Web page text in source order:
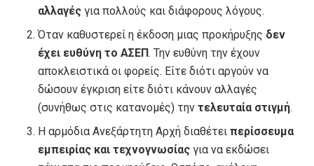
αλλαγές για πολλούς και διάφορους λόγους.
Όταν καθυστερεί η έκδοση μιας προκήρυξης δεν
έχει ευθύνη το ΑΣΕΠ. Την ευθύνη την έχουν
αποκλειστικά οι φορείς. Είτε διότι αργούν να
δώσουν έγκριση είτε διότι κάνουν αλλαγές
(συνήθως στις κατανομές) τηντελευταία στιγμή.
Η αρμόδια Ανεξάρτητη Αρχή διαθέτειπερίσσευμα
εμπειρίας και τεχνογνωσίας για να εκδώσει